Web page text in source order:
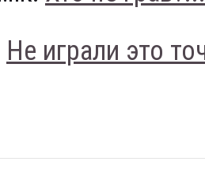
Не играли это